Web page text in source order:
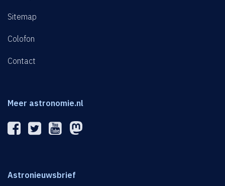
Sitemap
Colofon
Contact
Meer astronomie.nl
Astronieuwsbrief